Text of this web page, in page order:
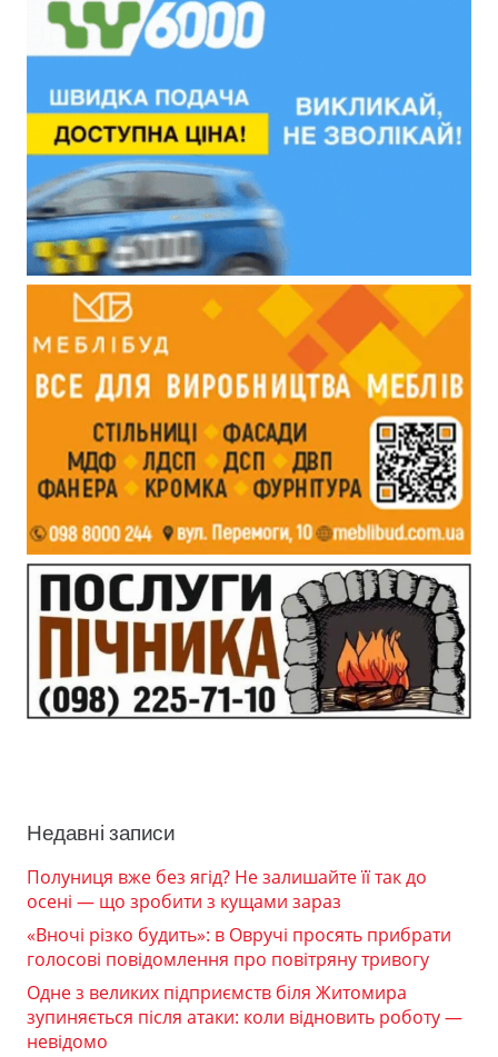
Недавні записи
Полуниця вже без ягід? Не залишайте її так до
осені — що зробити з кущами зараз
«Вночі різко будить»: в Овручі просять прибрати
голосові повідомлення про повітряну тривогу
Одне з великих підприємств біля Житомира
зупиняється після атаки: коли відновить роботу —
невідомо